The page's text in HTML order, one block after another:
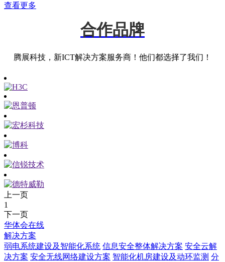
查看更多
合作品牌
腾展科技，新ICT解决方案服务商！他们都选择了我们！
上一页
1
下一页
华体会在线
解决方案
弱电系统建设及智能化系统 信息安全整体解决方案 安全云解
决方案 安全无线网络建设方案 智能化机房建设及动环监测 分